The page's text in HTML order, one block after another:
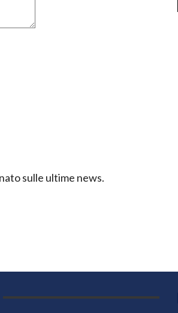
sulle ultime news.